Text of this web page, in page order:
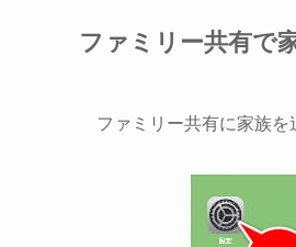
ファミリー共有で
ファミリー共有に家族を